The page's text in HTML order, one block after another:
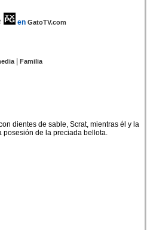
en GatoTV.com
|Familia
dientes de sable, Scrat, mientras él y la
posesión de la preciada bellota.